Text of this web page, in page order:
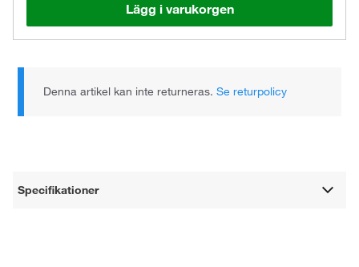
Lägg i varukorgen
Denna artikel kan inte returneras.Se returpolicy
Specifikationer